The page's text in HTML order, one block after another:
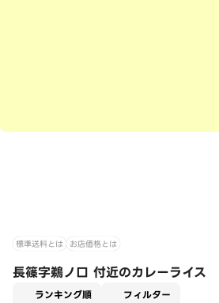
標準送料とは お店価格とは
長篠字鵜ノ口 付近のカレーライス
ランキング順 フィルター